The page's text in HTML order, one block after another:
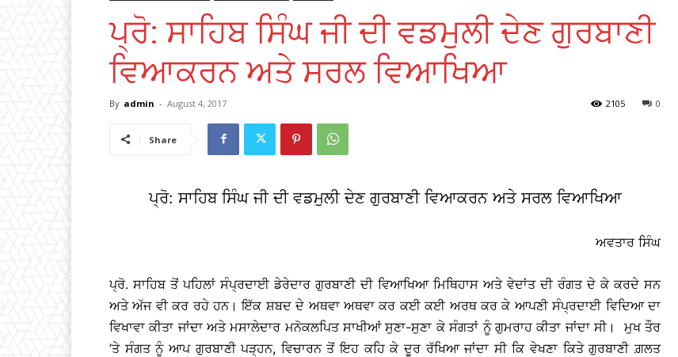
ਪ੍ਰੋ: ਸਾਹਿਬ ਸਿੰਘ ਜੀ ਦੀ ਵਡਮੁਲੀ ਦੇਣ ਗੁਰਬਾਣੀ
ਵਿਆਕਰਨ ਅਤੇ ਸਰਲ ਵਿਆਖਿਆ
By admin - August 4, 2017 0
2105
Share
ਪ੍ਰੋ: ਸਾਹਿਬ ਸਿੰਘ ਜੀ ਦੀ ਵਡਮੁਲੀ ਦੇਣ ਗੁਰਬਾਣੀ ਵਿਆਕਰਨ ਅਤੇ ਸਰਲ ਵਿਆਖਿਆ
ਅਵਤਾਰ ਸਿੰਘ
ਪ੍ਰੋ. ਸਾਹਿਬ ਤੋਂ ਪਹਿਲਾਂ ਸੰਪ੍ਰਦਾਈ ਡੇਰੇਦਾਰ ਗੁਰਬਾਣੀ ਦੀ ਵਿਆਖਿਆ ਮਿਥਿਹਾਸ ਅਤੇ ਵੇਦਾਂਤ ਦੀ ਰੰਗਤ ਦੇ ਕੇ ਕਰਦੇ ਸਨ
ਅਤੇ ਅੱਜ ਵੀ ਕਰ ਰਹੇ ਹਨ। ਇੱਕ ਸ਼ਬਦ ਦੇ ਅਥਵਾ ਅਥਵਾ ਕਰ ਕਈ ਕਈ ਅਰਥ ਕਰ ਕੇ ਆਪਣੀ ਸੰਪ੍ਰਦਾਈ ਵਿਦਿਆ ਦਾ
ਵਿਖਾਵਾ ਕੀਤਾ ਜਾਂਦਾ ਅਤੇ ਮਸਾਲੇਦਾਰ ਮਨੋਕਲਪਿਤ ਸਾਖੀਆਂ ਸੁਣਾ-ਸੁਣਾ ਕੇ ਸੰਗਤਾਂ ਨੂੰ ਗੁਮਰਾਹ ਕੀਤਾ ਜਾਂਦਾ ਸੀ। ਮੁਖ ਤੌਰ
’ਤੇ ਸੰਗਤ ਨੂੰ ਆਪ ਗੁਰਬਾਣੀ ਪੜ੍ਹਨ, ਵਿਚਾਰਨ ਤੋਂ ਇਹ ਕਹਿ ਕੇ ਦੂਰ ਰੱਖਿਆ ਜਾਂਦਾ ਸੀ ਕਿ ਵੇਖਣਾ ਕਿਤੇ ਗੁਰਬਾਣੀ ਗ਼ਲਤ